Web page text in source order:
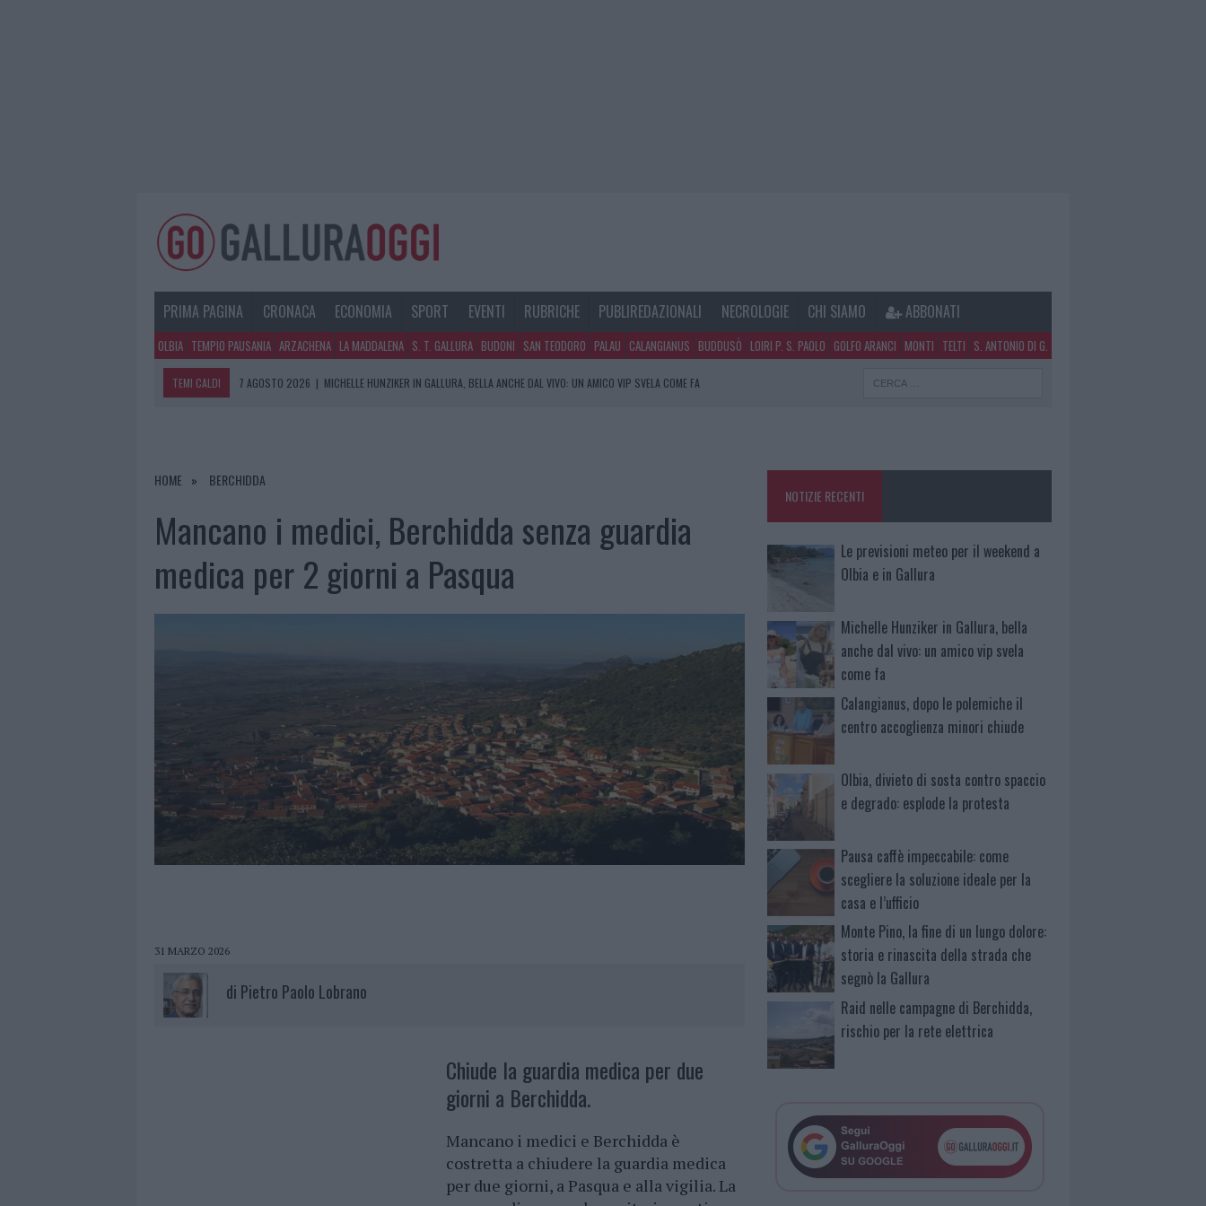
PRIMA PAGINA CRONACA ECONOMIA SPORT EVENTI RUBRICHE PUBLIREDAZIONALI NECROLOGIE CHI SIAMO ABBONATI
OLBIA TEMPIO PAUSANIA ARZACHENA LA MADDALENA S. T. GALLURA BUDONI SAN TEODORO PALAU CALANGIANUS BUDDUSÒ LOIRI P. S. PAOLO GOLFO ARANCI MONTI TELTI S. ANTONIO DI G.
TEMI CALDI 7 AGOSTO 2026 | MICHELLE HUNZIKER IN GALLURA, BELLA ANCHE DAL VIVO: UN AMICO VIP SVELA COME FA
7 AGOSTO 2026 |
PAUSA CAFFÈ IMPECCABILE: COME SCEGLIERE LA SOLUZIONE IDEALE PER LA CASA E L’UFFICIO
HOME BERCHIDDA
Mancano i medici, Berchidda senza guardia
medica per 2 giorni a Pasqua
31 MARZO 2026
di Pietro Paolo Lobrano
Chiude la guardia medica per due
giorni a Berchidda.
Mancano i medici e Berchidda è
costretta a chiudere la guardia medica
per due giorni, a Pasqua e alla vigilia. La
NOTIZIE RECENTI
Le previsioni meteo per il weekend a
Olbia e in Gallura
Michelle Hunziker in Gallura, bella
anche dal vivo: un amico vip svela
come fa
Calangianus, dopo le polemiche il
centro accoglienza minori chiude
Olbia, divieto di sosta contro spaccio
e degrado: esplode la protesta
Pausa caffè impeccabile: come
scegliere la soluzione ideale per la
casa e l’ufficio
Monte Pino, la fine di un lungo dolore:
storia e rinascita della strada che
segnò la Gallura
Raid nelle campagne di Berchidda,
rischio per la rete elettrica